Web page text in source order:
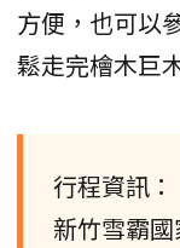
方便，也可以
鬆走完檜木巨
行程資訊：
新竹雪霸